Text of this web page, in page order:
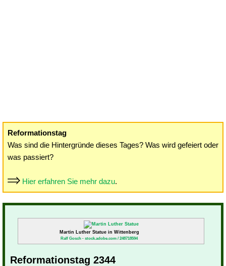
Reformationstag
Was sind die Hintergründe dieses Tages? Was wird gefeiert oder
was passiert?
Hier erfahren Sie mehr dazu.
Martin Luther Statue in Wittenberg
Ralf Gosch - stock.adobe.com / 248718594
Reformationstag 2344